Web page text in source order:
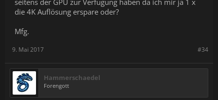
seitens der GPU zur Verfügung haben da ich mir ja 1 x
die 4K Auflösung erspare oder?
Mfg.
#34
9. Mai 2017
Hammerschaedel
Forengott